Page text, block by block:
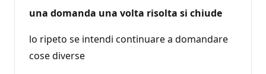
una domanda una volta risolta si chiude
lo ripeto se intendi continuare a domandare
cose diverse